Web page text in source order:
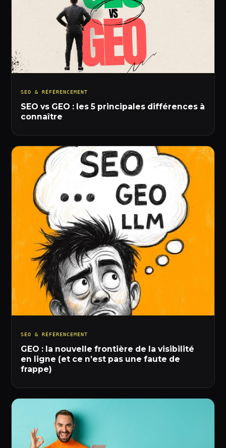
SEO & RÉFÉRENCEMENT
SEO vs GEO : les 5 principales différences à
connaître
SEO & RÉFÉRENCEMENT
GEO : la nouvelle frontière de la visibilité
en ligne (et ce n’est pas une faute de
frappe)